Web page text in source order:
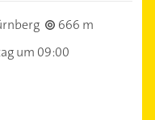
666 m
um 09:00